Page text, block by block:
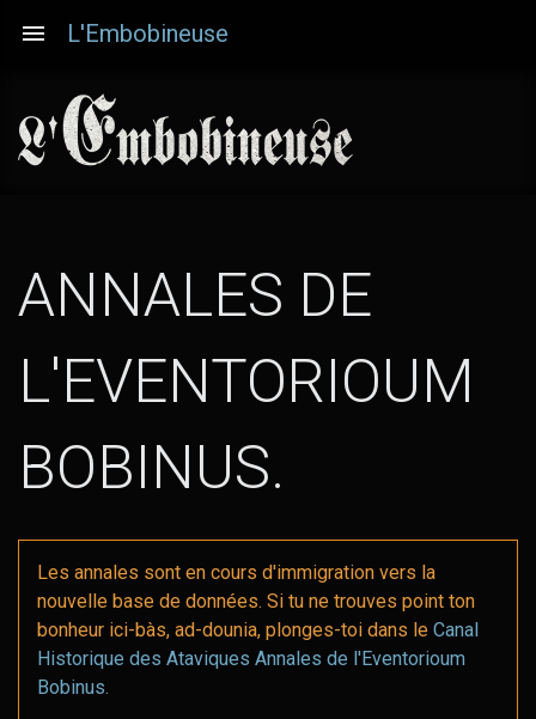
principal
L'Embobineuse
ANNALES DE
L'EVENTORIOUM
BOBINUS.
Les annales sont en cours d'immigration vers la
nouvelle base de données. Si tu ne trouves point ton
bonheur ici-bàs, ad-dounia, plonges-toi dans le Canal
Historique des Ataviques Annales de l'Eventorioum
Bobinus.